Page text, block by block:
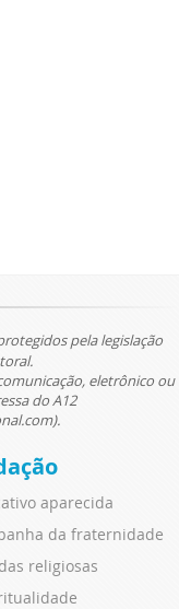
pela legislação
eletrônico ou
do A12
aparecida
da fraternidade
religiosas